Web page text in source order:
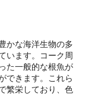
かな海洋生物の多
います。コーク周
た一般的な根魚が
できます。これら
繁栄しており、色
ァイ
ロフ
プロ